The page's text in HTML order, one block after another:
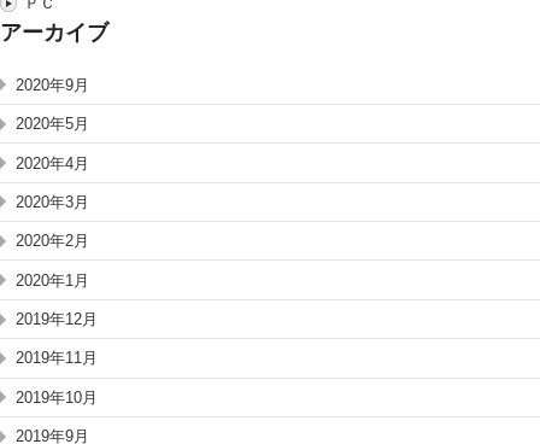
アーカイブ
2020年9月
2020年5月
2020年4月
2020年3月
2020年2月
2020年1月
2019年12月
2019年11月
2019年10月
2019年9月